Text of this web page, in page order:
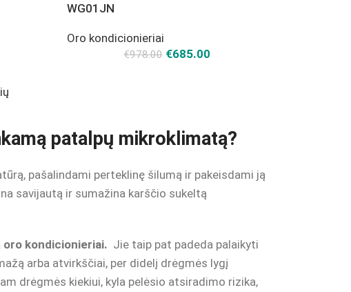
WG01JN
Oro kondicionieriai
€978.00 €685.00
patalpų mikroklimatą?
pašalindami perteklinę šilumą ir pakeisdami ją
savijautą ir sumažina karščio sukeltą
oro kondicionieriai. Jie taip pat padeda palaikyti
arba atvirkščiai, per didelį drėgmės lygį
drėgmės kiekiui, kyla pelėsio atsiradimo rizika,